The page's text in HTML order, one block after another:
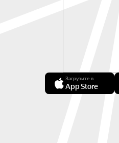
Загрузите в
App Store